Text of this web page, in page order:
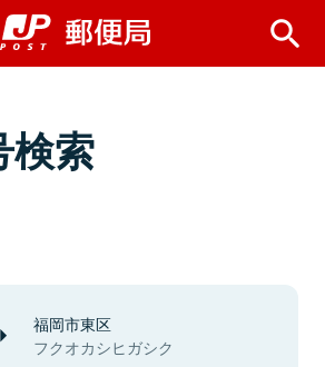
検索
福岡市東区
フクオカシヒガシク